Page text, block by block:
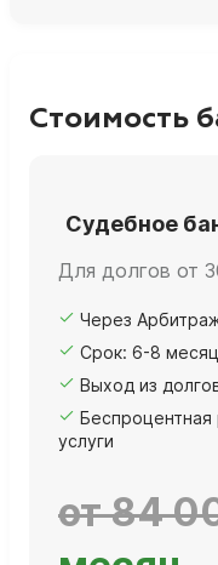
Стоимость
Судебное
Для долгов от
Через
Срок: 6-8
Выход из
Беспроцентная
услуги
от 84